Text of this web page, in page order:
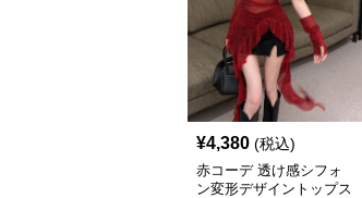
¥4,380 (税込)
赤コーデ 透け感シフォ
ン変形デザイントップス